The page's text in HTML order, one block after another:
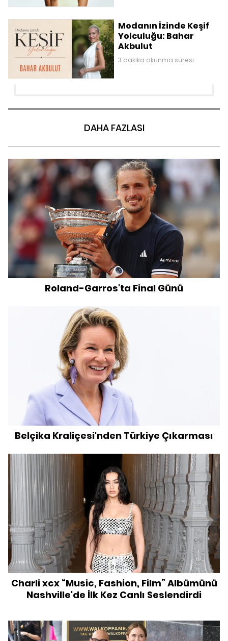
Modanın İzinde Keşif
Yolculuğu: Bahar
Akbulut
3 dakika okunma süresi
DAHA FAZLASI
Roland-Garros'ta Final Günü
Belçika Kraliçesi'nden Türkiye Çıkarması
Charli xcx “Music, Fashion, Film” Albümünü
Nashville'de İlk Kez Canlı Seslendirdi